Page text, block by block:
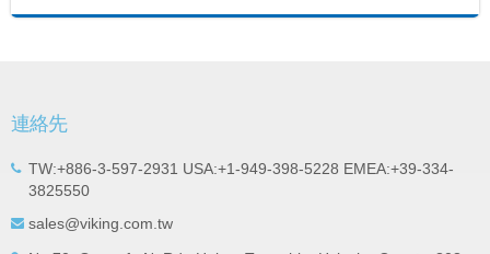
連絡先
TW:+886-3-597-2931 USA:+1-949-398-5228 EMEA:+39-334-
3825550
sales@viking.com.tw